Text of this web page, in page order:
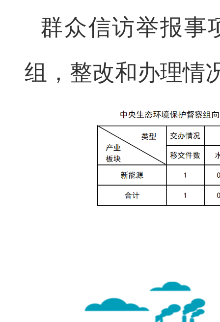
群众信访举报事
组，整改和办理情